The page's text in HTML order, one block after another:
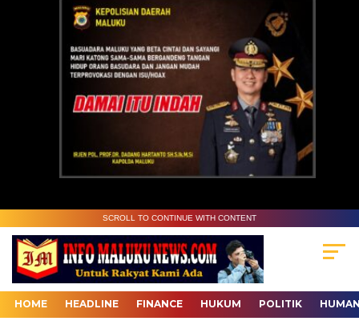
SCROLL TO CONTINUE WITH CONTENT
HOME HEADLINE FINANCE HUKUM POLITIK